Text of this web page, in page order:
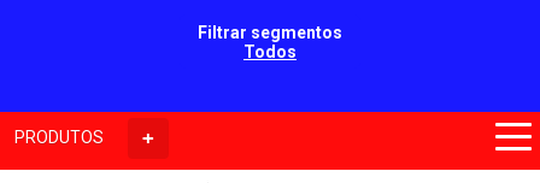
Filtrar segmentos
Todos
PRODUTOS